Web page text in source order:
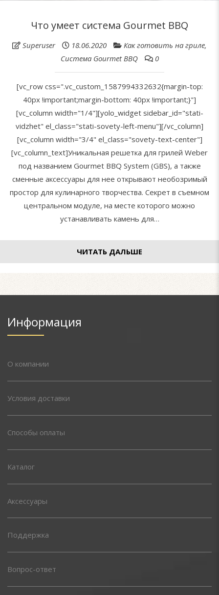
Что умеет система Gourmet BBQ
Superuser 18.06.2020 Как готовить на гриле,
Система Gourmet BBQ
0
[vc_row css=".vc_custom_1587994332632{margin-top:
40px !important;margin-bottom: 40px !important;}"]
[vc_column width="1/4"][yolo_widget sidebar_id="stati-
vidzhet" el_class="stati-sovety-left-menu"][/vc_column]
[vc_column width="3/4" el_class="sovety-text-center"]
[vc_column_text]Уникальная решетка для грилей Weber
под названием Gourmet BBQ System (GBS), а также
сменные аксессуары для нее открывают необозримый
простор для кулинарного творчества. Секрет в съемном
центральном модуле, на месте которого можно
устанавливать камень для…
ЧИТАТЬ ДАЛЬШЕ
Информация
О компании
Условия доставки
Способы оплаты
Каталог
Аксессуары
Поддержка
Вопрос-ответ